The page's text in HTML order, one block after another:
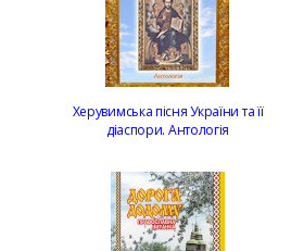
Херувимська пісня України та її
діаспори. Антологія